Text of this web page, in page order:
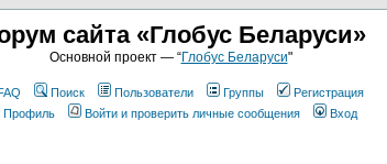
сайта «Глобус Беларуси»
Основной проект — “Глобус Беларуси"
Поиск Пользователи Группы
Регистрация
Профиль
Войти и проверить личные сообщения Вход